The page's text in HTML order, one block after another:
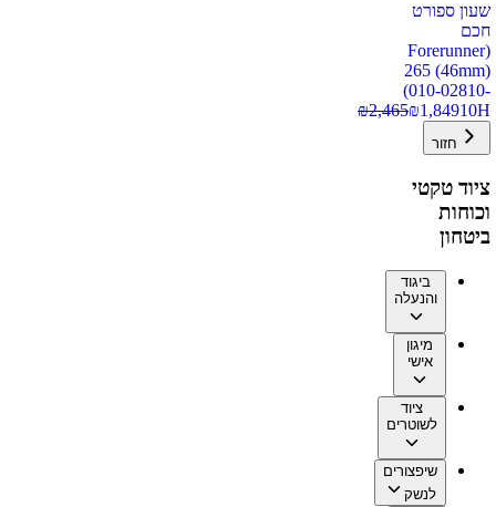
שעון ספורט
חכם
(Forerunner
265 (46mm)
(010-02810-
10H
₪1,849
₪2,465
חזור
ציוד טקטי
וכוחות
ביטחון
ביגוד
והנעלה
מיגון
אישי
ציוד
לשוטרים
שיפצורים
לנשק